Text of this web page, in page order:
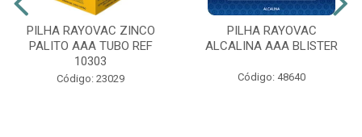
PILHA RAYOVAC ZINCO
PALITO AAA TUBO REF
10303
Código: 23029
PILHA RAYOVAC
ALCALINA AAA BLISTER
Código: 48640